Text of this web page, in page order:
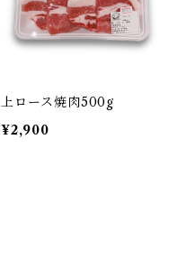
上ロース焼肉500g
¥2,900